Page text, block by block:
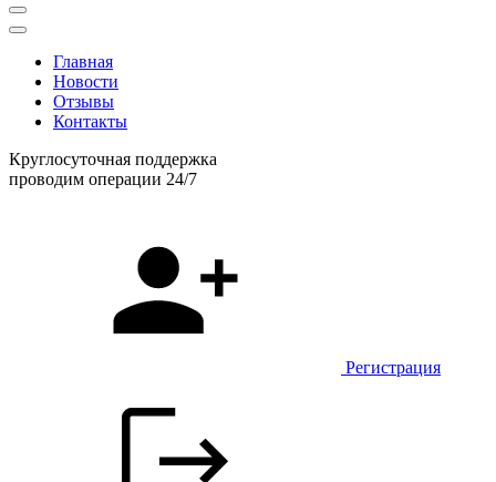
Главная
Новости
Отзывы
Контакты
Круглосуточная поддержка
проводим операции 24/7
Регистрация